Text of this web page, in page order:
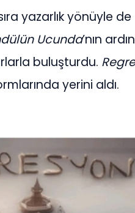
yazarlık yönüyle
Ucunda’nın
buluşturdu.
yerini aldı.